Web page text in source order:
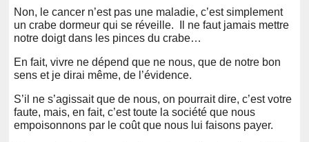
Non, le cancer n’est pas une maladie, c’est simplement
un crabe dormeur qui se réveille. Il ne faut jamais mettre
notre doigt dans les pinces du crabe…
En fait, vivre ne dépend que ne nous, que de notre bon
sens et je dirai même, de l’évidence.
S’il ne s’agissait que de nous, on pourrait dire, c’est votre
faute, mais, en fait, c’est toute la société que nous
empoisonnons par le coût que nous lui faisons payer.